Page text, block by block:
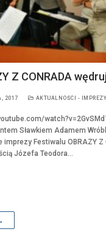
Z CONRADA
2017 AKTUALNOŚCI - IMPREZY
Sławkiem Adamem
Festiwalu OBRAZY Z
Józefa Teodora…